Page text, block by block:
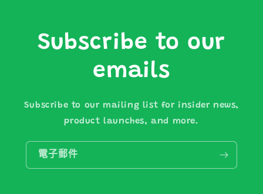
Subscribe to our
emails
Subscribe to our mailing list for insider news,
product launches, and more.
電子郵件